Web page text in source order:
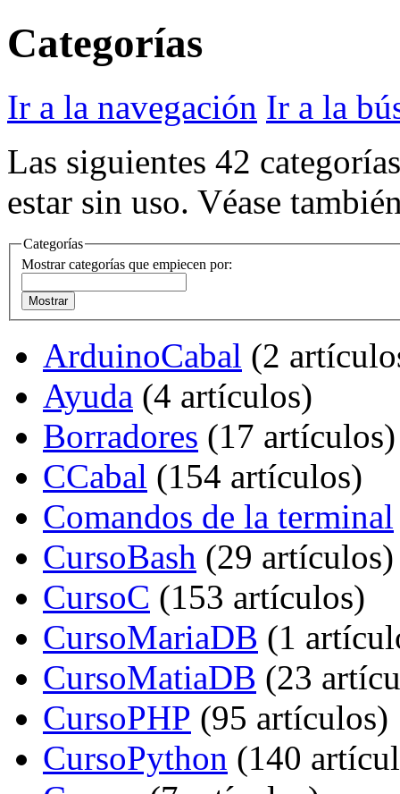
Categorías
Ir a la navegación Ir a la
Las siguientes 42
estar sin uso. Véase
Categorías
Mostrar categorías que empiecen por:
Mostrar
ArduinoCabal (2
Ayuda ‏‎ (4 artículos)
Borradores ‏‎ (17 artículos)
CCabal ‏‎ (154 artículos)
Comandos de la terminal
CursoBash ‏‎ (29 artículos)
CursoC ‏‎ (153 artículos)
CursoMariaDB (1
CursoMatiaDB (23
CursoPHP ‏‎ (95 artículos)
CursoPython (140